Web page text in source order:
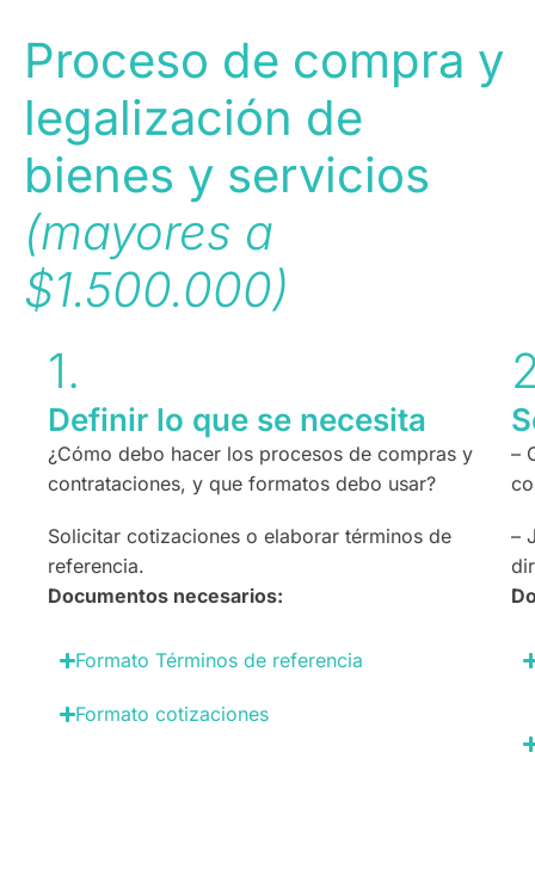
Proceso de compra y
legalización de
bienes y servicios
(mayores a
$1.500.000)
1.
Definir lo que se necesita
¿Cómo debo hacer los procesos de compras y
contrataciones, y que formatos debo usar?
Solicitar cotizaciones o elaborar términos de
referencia.
Documentos necesarios:
Formato Términos de referencia
Formato cotizaciones
–
–